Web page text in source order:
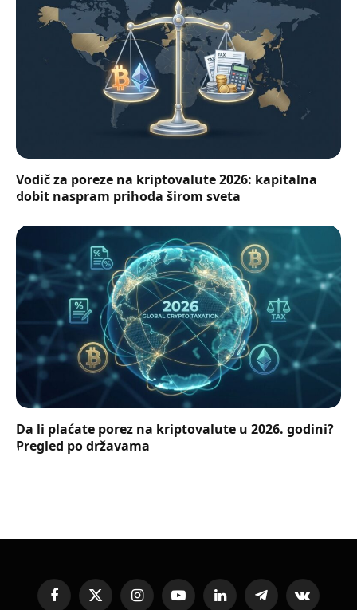
Vodič za poreze na kriptovalute 2026: kapitalna
dobit naspram prihoda širom sveta
Da li plaćate porez na kriptovalute u 2026. godini?
Pregled po državama
FacebookX
InstagramYouTubeLinkedInTelegramVKontakte